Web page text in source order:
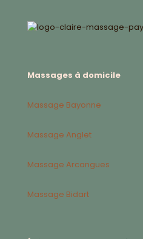
Massages à domicile
Massage Bayonne
Massage Anglet
Massage Arcangues
Massage Bidart